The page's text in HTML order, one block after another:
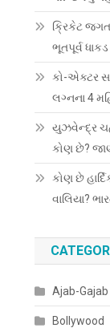
ક્રિકેટ જગત
ભૂતપૂર્વ
કો-એક્ટર
લગ્નના 4
યુઝવેન્દ્ર
કોણ છે?
કોણ છે
વાલિયા?
Ajab-Gajab
Bollywood